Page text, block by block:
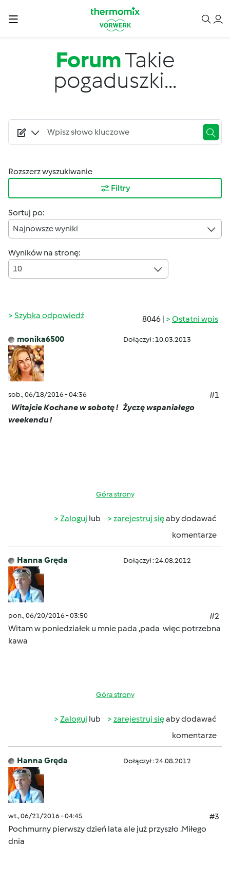
ForumTakie
pogaduszki...
Rozszerz wyszukiwanie
Filtry
Sortuj po:
Najnowsze wyniki
Wyników na stronę:
10
8046 | Ostatni wpis
Szybka odpowiedź
monika6500 Dołączył : 10.03.2013
sob., 06/18/2016 - 04:36
#1
Witajcie Kochane w sobotę ! Życzę wspaniałego
weekendu !
Góra strony
Zaloguj lub zarejestruj sięaby dodawać
komentarze
Hanna Gręda Dołączył : 24.08.2012
pon., 06/20/2016 - 03:50
#2
Witam w poniedziałek u mnie pada ,pada więc potrzebna
kawa
Góra strony
Zaloguj lub zarejestruj sięaby dodawać
komentarze
Hanna Gręda Dołączył : 24.08.2012
wt., 06/21/2016 - 04:45
#3
Pochmurny pierwszy dzień lata ale już przyszło .Miłego
dnia